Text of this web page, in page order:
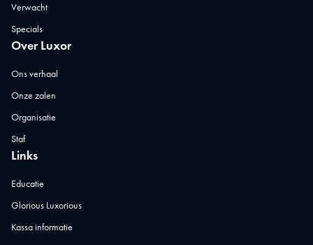
Verwacht
Specials
Over Luxor
Ons verhaal
Onze zalen
Organisatie
Staf
Links
Educatie
Glorious Luxorious
Kassa informatie